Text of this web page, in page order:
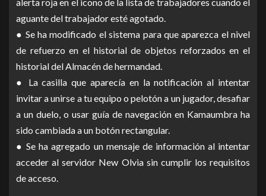
alerta roja en el icono de la lista de trabajadores cuando el
aguante del trabajador esté agotado.
● Se ha modificado el sistema para que aparezca el nivel
de refuerzo en el historial de objetos reforzados en el
historial del Almacén de hermandad.
● La casilla que aparecía en la notificación al intentar
invitar a unirse a tu equipo o pelotón a un jugador, desafiar
a un duelo, o usar guía de navegación en Kamaumbra ha
sido cambiada a un botón rectangular.
● Se ha agregado un mensaje de información al intentar
acceder al servidor New Olvia sin cumplir los requisitos
de acceso.